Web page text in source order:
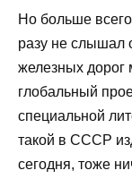
Но больше
разу не слышал
железных дорог
глобальный
специальной
такой в СССР
сегодня, тоже